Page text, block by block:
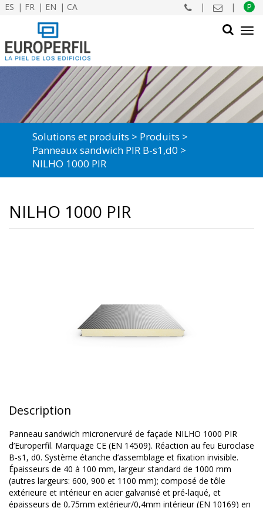
ES FR EN CA | | P
CHERCHER
Solutions et produits
Produits
Panneaux sandwich PIR B-s1,d0
NILHO 1000 PIR
NILHO 1000 PIR
Description
Panneau sandwich micronervuré de façade NILHO 1000 PIR
d’Europerfil. Marquage CE (EN 14509). Réaction au feu Euroclase
B-s1, d0. Système étanche d’assemblage et fixation invisible.
Épaisseurs de 40 à 100 mm, largeur standard de 1000 mm
(autres largeurs: 600, 900 et 1100 mm); composé de tôle
extérieure et intérieur en acier galvanisé et pré-laqué, et
épaisseurs de 0,75mm extérieur/0,4mm intérieur (EN 10169) en